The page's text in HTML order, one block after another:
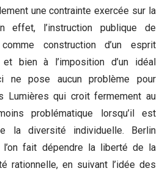
une contrainte exercée sur la
effet, l’instruction publique de
construction d’un esprit
bien à l’imposition d’un idéal
ne pose aucun problème pour
Lumières qui croit fermement au
problématique lorsqu’il est
la diversité individuelle. Berlin
l’on fait dépendre la liberté de la
rationnelle, en suivant l’idée des